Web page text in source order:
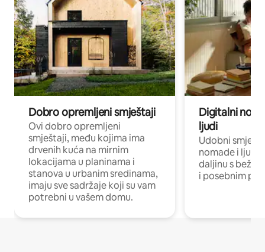
Dobro opremljeni smještaji
Ovi dobro opremljeni
smještaji, među kojima ima
drvenih kuća na mirnim
lokacijama u planinama i
stanova u urbanim sredinama,
imaju sve sadržaje koji su vam
potrebni u vašem domu.
Digitalni
ljudi
Udobni
nomade i ljude
daljinu s
i posebnim